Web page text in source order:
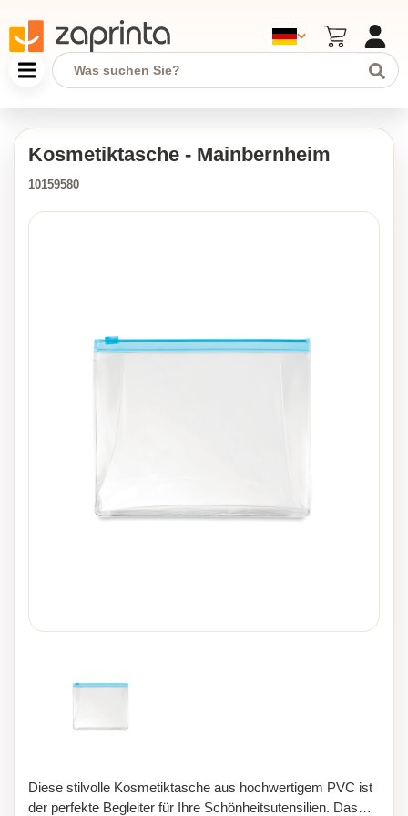
Kosmetiktasche - Mainbernheim
10159580
Diese stilvolle Kosmetiktasche aus hochwertigem PVC ist
der perfekte Begleiter für Ihre Schönheitsutensilien. Das